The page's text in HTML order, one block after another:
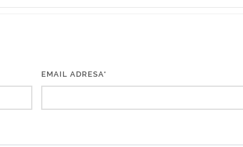
EMAIL ADRESA*